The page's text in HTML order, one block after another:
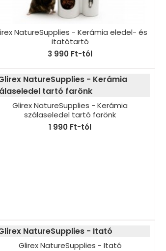
NatureSupplies - Kerámia eledel- és
itatótartó
3 990 Ft-tól
Glirex NatureSupplies - Kerámia
szálaseledel tartó farönk
1 990 Ft-tól
Glirex NatureSupplies - Itató